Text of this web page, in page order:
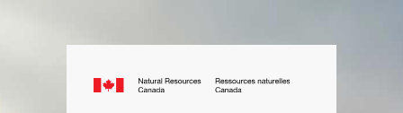
Canada.ca
/